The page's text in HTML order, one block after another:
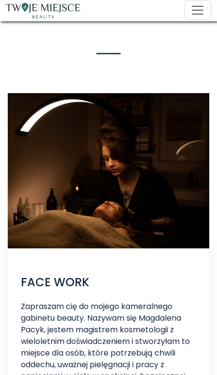
FACE WORK
Zapraszam cię do mojego kameralnego
gabinetu beauty. Nazywam się Magdalena
Pacyk, jestem magistrem kosmetologii z
wieloletnim doświadczeniem i stworzyłam to
miejsce dla osób, które potrzebują chwili
oddechu, uważnej pielęgnacji i pracy z